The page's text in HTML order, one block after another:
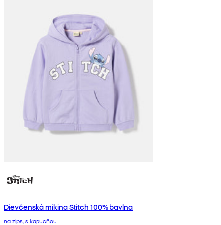
Dievčenská mikina Stitch 100% bavlna
na zips, s kapucňou